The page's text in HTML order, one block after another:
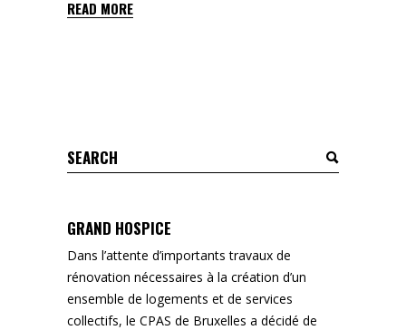
READ MORE
Search
for:
GRAND HOSPICE
Dans l’attente d’importants travaux de
rénovation nécessaires à la création d’un
ensemble de logements et de services
collectifs, le CPAS de Bruxelles a décidé de